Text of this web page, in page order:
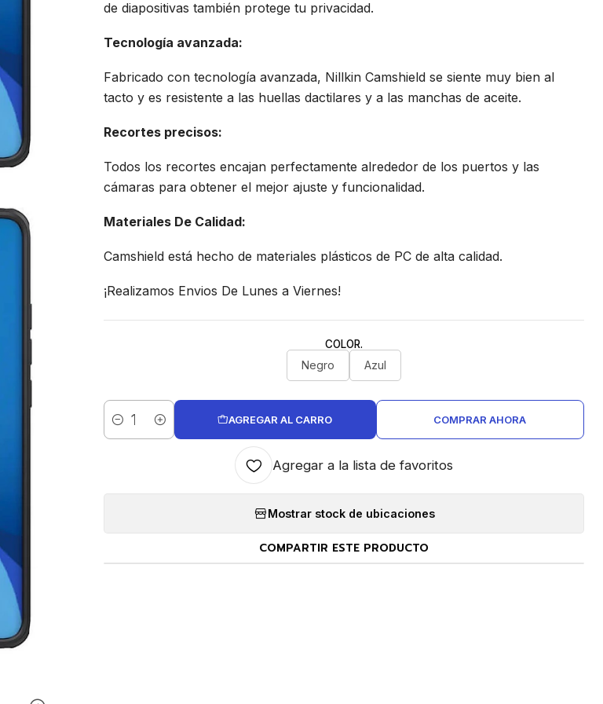
de diapositivas también protege tu privacidad.
Tecnología avanzada:
Fabricado con tecnología avanzada, Nillkin Camshield se siente muy bien al
tacto y es resistente a las huellas dactilares y a las manchas de aceite.
Recortes precisos:
Todos los recortes encajan perfectamente alrededor de los puertos y las
cámaras para obtener el mejor ajuste y funcionalidad.
Materiales De Calidad:
Camshield está hecho de materiales plásticos de PC de alta calidad.
¡Realizamos Envios De Lunes a Viernes!
COLOR.
Negro Azul
Cantidad
AGREGAR AL CARRO COMPRAR AHORA
Agregar a la lista de favoritos
Mostrar stock de ubicaciones
COMPARTIR ESTE PRODUCTO